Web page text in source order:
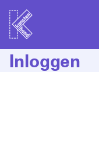
Inloggen